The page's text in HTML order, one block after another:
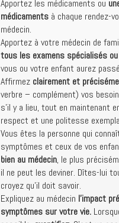
Apportez les médicaments ou
médicaments à chaque rendez-
médecin.
Apportez à votre médecin de
tous les examens spécialisés
vous ou votre enfant aurez
Affirmez clairement et
verbre – complément) vos
s’il y a lieu, tout en maintenant
respect et une politesse
Vous êtes la personne qui
symptômes et ceux de vos
bien au médecin, le plus
il ne peut les deviner. Dîtes-lui
croyez qu’il doit savoir.
Expliquez au médecin l’impact
symptômes sur votre vie.